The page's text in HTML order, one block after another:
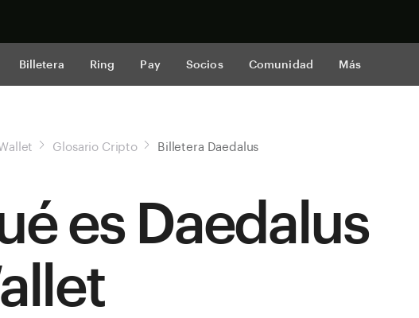
Billetera Ring Pay Socios Comunidad Más
Glosario Cripto Billetera Daedalus
es Daedalus